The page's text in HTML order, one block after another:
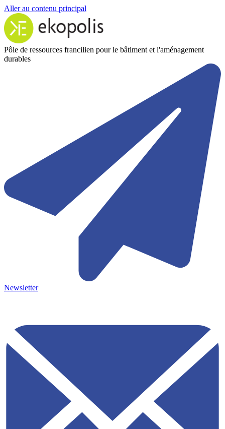
Aller au contenu principal
Pôle de ressources francilien pour le bâtiment et l'aménagement
durables
Newsletter